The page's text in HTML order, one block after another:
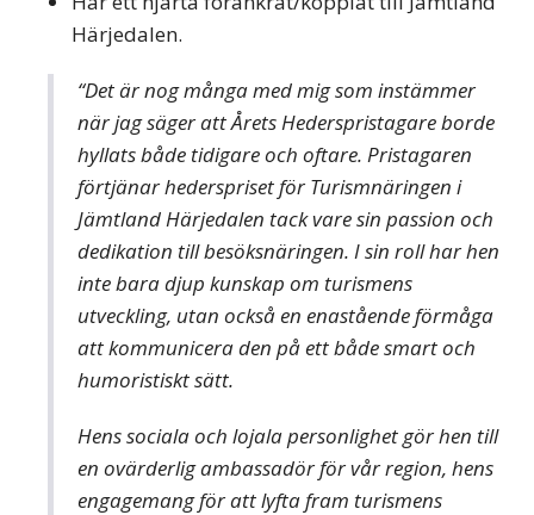
Härjedalen.
“Det är nog många med mig som instämmer
när jag säger att Årets Hederspristagare borde
hyllats både tidigare och oftare. Pristagaren
förtjänar hederspriset för Turismnäringen i
Jämtland Härjedalen tack vare sin passion och
dedikation till besöksnäringen. I sin roll har hen
inte bara djup kunskap om turismens
utveckling, utan också en enastående förmåga
att kommunicera den på ett både smart och
humoristiskt sätt.
Hens sociala och lojala personlighet gör hen till
en ovärderlig ambassadör för vår region, hens
engagemang för att lyfta fram turismens